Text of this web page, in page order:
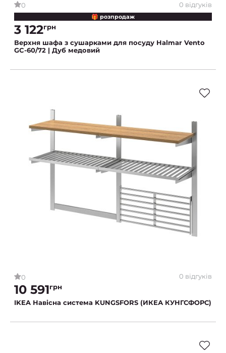
0 0 відгуків
🎁 розпродаж
3 122грн
Верхня шафа з сушарками для посуду Halmar Vento
GC-60/72 | Дуб медовий
0 0 відгуків
10 591грн
IKEA Навісна система KUNGSFORS (ИКЕА КУНГСФОРС)